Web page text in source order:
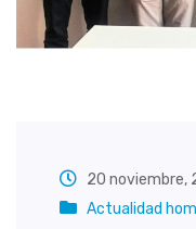
20 noviembre,
Actualidad